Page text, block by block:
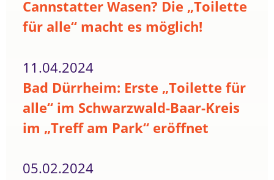
Cannstatter Wasen? Die „Toilette
für alle“ macht es möglich!
11.04.2024
Bad Dürrheim: Erste „Toilette für
alle“ im Schwarzwald-Baar-Kreis
im „Treff am Park“ eröffnet
05.02.2024